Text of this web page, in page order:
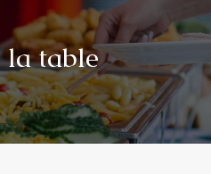
table